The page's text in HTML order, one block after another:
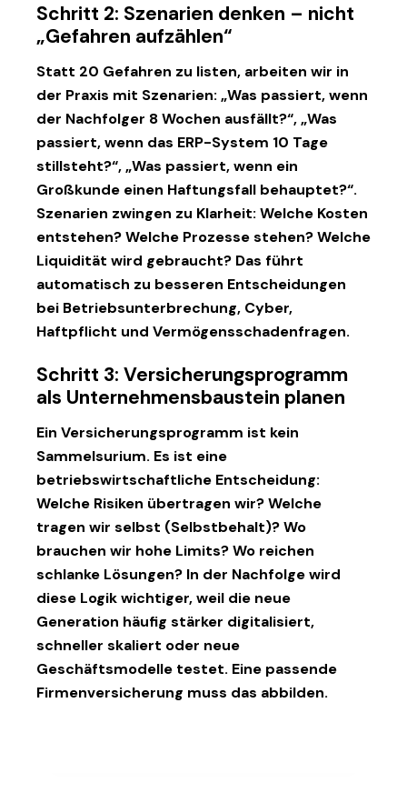
Schritt 2: Szenarien denken – nicht
„Gefahren aufzählen“
Statt 20 Gefahren zu listen, arbeiten wir in
der Praxis mit Szenarien: „Was passiert, wenn
der Nachfolger 8 Wochen ausfällt?“, „Was
passiert, wenn das ERP-System 10 Tage
stillsteht?“, „Was passiert, wenn ein
Großkunde einen Haftungsfall behauptet?“.
Szenarien zwingen zu Klarheit: Welche Kosten
entstehen? Welche Prozesse stehen? Welche
Liquidität wird gebraucht? Das führt
automatisch zu besseren Entscheidungen
bei Betriebsunterbrechung, Cyber,
Haftpflicht und Vermögensschadenfragen.
Schritt 3: Versicherungsprogramm
als Unternehmensbaustein planen
Ein Versicherungsprogramm ist kein
Sammelsurium. Es ist eine
betriebswirtschaftliche Entscheidung:
Welche Risiken übertragen wir? Welche
tragen wir selbst (Selbstbehalt)? Wo
brauchen wir hohe Limits? Wo reichen
schlanke Lösungen? In der Nachfolge wird
diese Logik wichtiger, weil die neue
Generation häufig stärker digitalisiert,
schneller skaliert oder neue
Geschäftsmodelle testet. Eine passende
Firmenversicherung muss das abbilden.